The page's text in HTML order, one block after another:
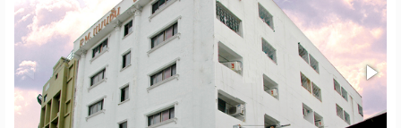
ค้นจากสถานศึกษา
ค้นจากแผนที่
ค้นแบบละเอียด
เม้น
ท์
ห้อง
พัก